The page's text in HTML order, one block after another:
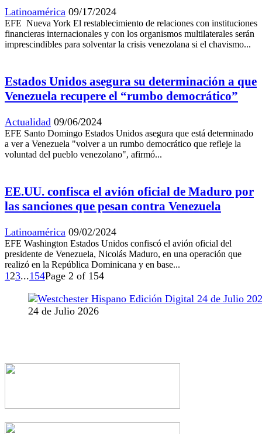
Latinoamérica 09/17/2024
EFE Nueva York El restablecimiento de relaciones con instituciones
financieras internacionales y con los organismos multilaterales serán
imprescindibles para solventar la crisis venezolana si el chavismo...
Estados Unidos asegura su determinación a que
Venezuela recupere el “rumbo democrático”
Actualidad 09/06/2024
EFE Santo Domingo Estados Unidos asegura que está determinado
a ver a Venezuela "volver a un rumbo democrático que refleje la
voluntad del pueblo venezolano", afirmó...
EE.UU. confisca el avión oficial de Maduro por
las sanciones que pesan contra Venezuela
Latinoamérica 09/02/2024
EFE Washington Estados Unidos confiscó el avión oficial del
presidente de Venezuela, Nicolás Maduro, en una operación que
realizó en la República Dominicana y en base...
123...154Page 2 of 154
24 de Julio 2026